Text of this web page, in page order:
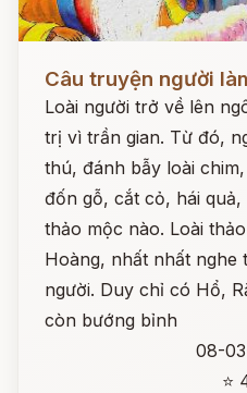
Câu truyện người
Loài người trở về lên
trị vì trần gian. Từ đó,
thú, đánh bẫy loài
đốn gỗ, cắt cỏ, hái
thảo mộc nào. Loài
Hoàng, nhất nhất nghe
người. Duy chỉ có Hổ,
còn bướng bỉnh
08-
⭐